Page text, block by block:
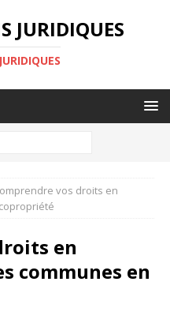
JURIDIQUES
vos droits en
en
communes en